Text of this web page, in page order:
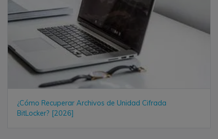
¿Cómo Recuperar Archivos de Unidad Cifrada
BitLocker? [2026]